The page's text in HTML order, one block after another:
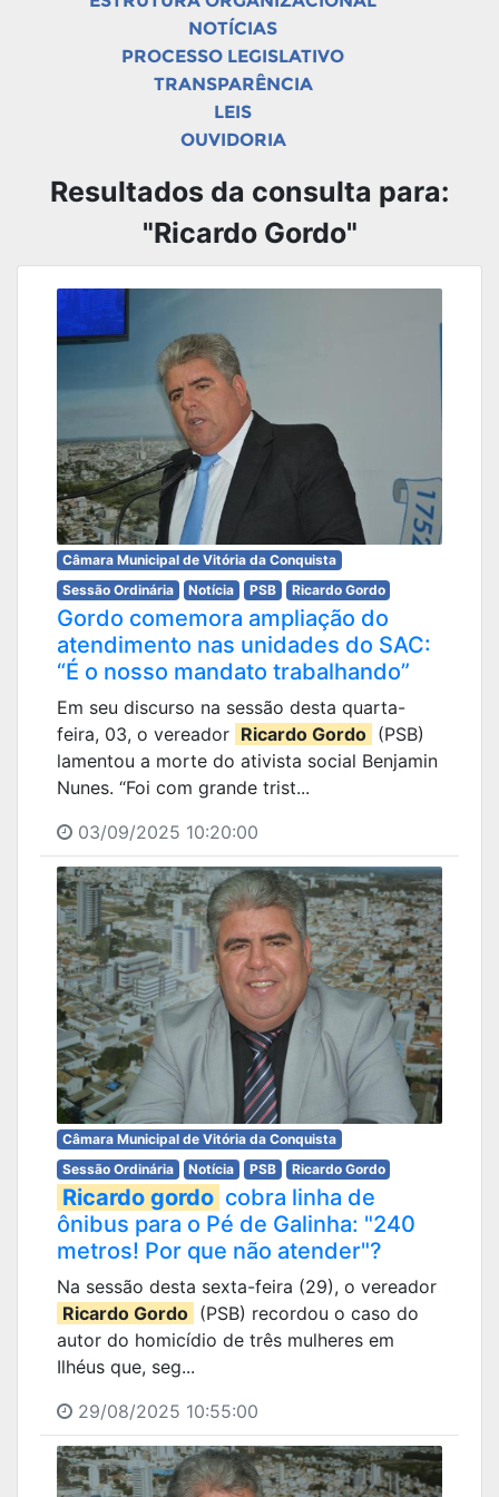
NOTÍCIAS
PROCESSO LEGISLATIVO
TRANSPARÊNCIA
LEIS
OUVIDORIA
Resultados da consulta para:
"Ricardo Gordo"
Câmara Municipal de Vitória da Conquista
Sessão Ordinária
Notícia PSB Ricardo Gordo
Gordo comemora ampliação do
atendimento nas unidades do SAC:
“É o nosso mandato trabalhando”
Em seu discurso na sessão desta quarta-
feira, 03, o vereador Ricardo Gordo (PSB)
lamentou a morte do ativista social Benjamin
Nunes. “Foi com grande trist...
03/09/2025 10:20:00
Câmara Municipal de Vitória da Conquista
Sessão Ordinária
Notícia PSB Ricardo Gordo
Ricardo gordo cobra linha de
ônibus para o Pé de Galinha: "240
metros! Por que não atender"?
Na sessão desta sexta-feira (29), o vereador
Ricardo Gordo (PSB) recordou o caso do
autor do homicídio de três mulheres em
Ilhéus que, seg...
29/08/2025 10:55:00